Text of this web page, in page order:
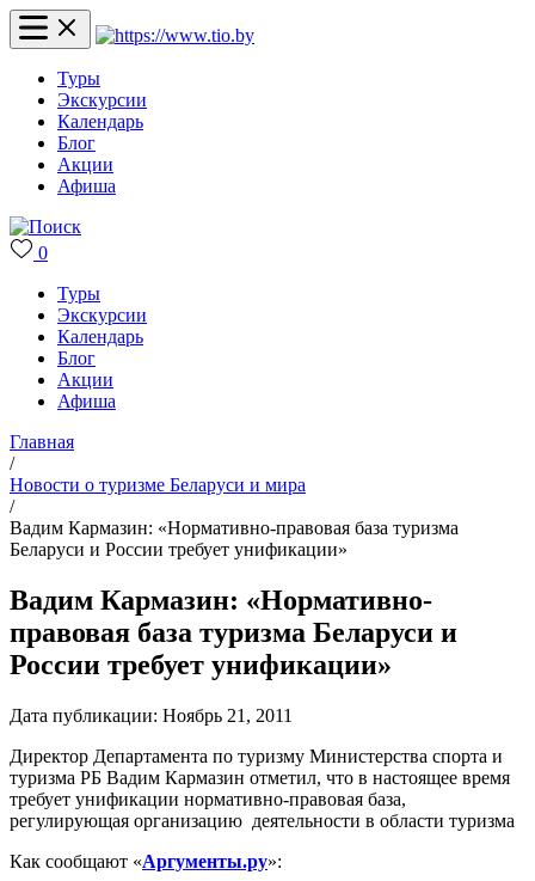
Туры
Экскурсии
Календарь
Блог
Акции
Афиша
0
Туры
Экскурсии
Календарь
Блог
Акции
Афиша
Главная
/
Новости о туризме Беларуси и мира
/
Вадим Кармазин: «Нормативно-правовая база туризма
Беларуси и России требует унификации»
Вадим Кармазин: «Нормативно-
правовая база туризма Беларуси и
России требует унификации»
Дата публикации: Ноябрь 21, 2011
Директор Департамента по туризму Министерства спорта и
туризма РБ Вадим Кармазин отметил, что в настоящее время
требует унификации нормативно-правовая база,
регулирующая организацию деятельности в области туризма
Как сообщают «Аргументы.ру»: